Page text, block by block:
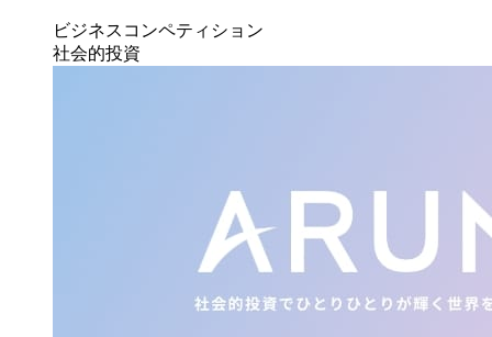
ビジネスコンペティション
社会的投資